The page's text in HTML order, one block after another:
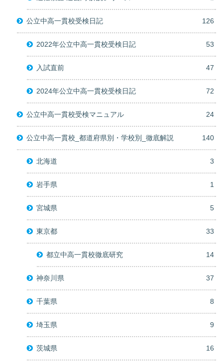
公立中高一貫校受検日記 126
2022年公立中高一貫校受検日記 53
入試直前 47
2024年公立中高一貫校受検日記 72
公立中高一貫校受検マニュアル 24
公立中高一貫校_都道府県別・学校別_徹底解説 140
北海道 3
岩手県 1
宮城県 5
東京都 33
都立中高一貫校徹底研究 14
神奈川県 37
千葉県 8
埼玉県 9
茨城県 16